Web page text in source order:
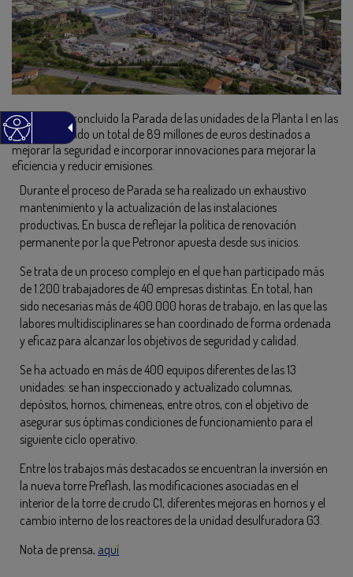
Petronor
ha concluido la Parada de las unidades de la Planta I en las
que ha invertido un total de 89 millones de euros destinados a
mejorar la seguridad e incorporar innovaciones para mejorar la
eficiencia y reducir emisiones.
Durante el proceso de Parada se ha realizado un exhaustivo
mantenimiento y la actualización de las instalaciones
productivas, En busca de reflejar la política de renovación
permanente por la que Petronor apuesta desde sus inicios.
Se trata de un proceso complejo en el que han participado más
de 1.200 trabajadores de 40 empresas distintas. En total, han
sido necesarias más de 400.000 horas de trabajo, en las que las
labores multidisciplinares se han coordinado de forma ordenada
y eficaz para alcanzar los objetivos de seguridad y calidad.
Se ha actuado en más de 400 equipos diferentes de las 13
unidades: se han inspeccionado y actualizado columnas,
depósitos, hornos, chimeneas, entre otros, con el objetivo de
asegurar sus óptimas condiciones de funcionamiento para el
siguiente ciclo operativo.
Entre los trabajos más destacados se encuentran la inversión en
la nueva torre Preflash, las modificaciones asociadas en el
interior de la torre de crudo C1, diferentes mejoras en hornos y el
cambio interno de los reactores de la unidad desulfuradora G3.
Nota de prensa, aquí